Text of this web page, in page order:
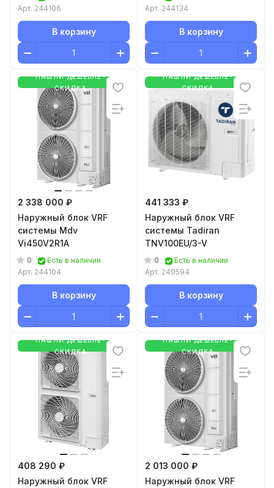
Арт. 244106
В корзину
Арт. 244134
В корзину
НАШЛИ ДЕШЕВЛЕ-
СКИДКА
2 338 000 ₽
Наружный блок VRF
системы Mdv
Vi450V2R1A
0
Есть в наличии
Арт. 244104
В корзину
НАШЛИ ДЕШЕВЛЕ-
СКИДКА
441 333 ₽
Наружный блок VRF
системы Tadiran
TNV100EU/3-V
0
Есть в наличии
Арт. 249594
В корзину
НАШЛИ ДЕШЕВЛЕ-
СКИДКА
408 290 ₽
Наружный блок VRF
НАШЛИ ДЕШЕВЛЕ-
СКИДКА
2 013 000 ₽
Наружный блок VRF